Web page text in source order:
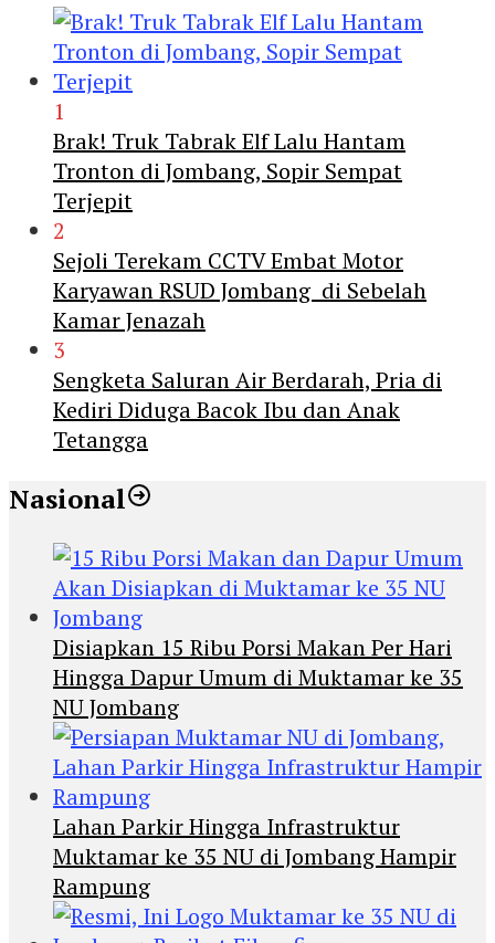
1
Brak! Truk Tabrak Elf Lalu Hantam
Tronton di Jombang, Sopir Sempat
Terjepit
2
Sejoli Terekam CCTV Embat Motor
Karyawan RSUD Jombang di Sebelah
Kamar Jenazah
3
Sengketa Saluran Air Berdarah, Pria di
Kediri Diduga Bacok Ibu dan Anak
Tetangga
Nasional
Disiapkan 15 Ribu Porsi Makan Per Hari
Hingga Dapur Umum di Muktamar ke 35
NU Jombang
Lahan Parkir Hingga Infrastruktur
Muktamar ke 35 NU di Jombang Hampir
Rampung